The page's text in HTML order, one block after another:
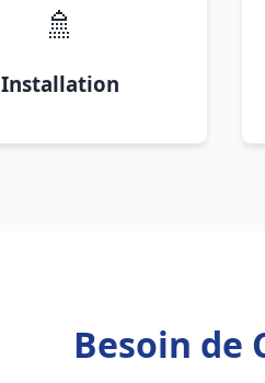
🚿
Installation
Besoin de